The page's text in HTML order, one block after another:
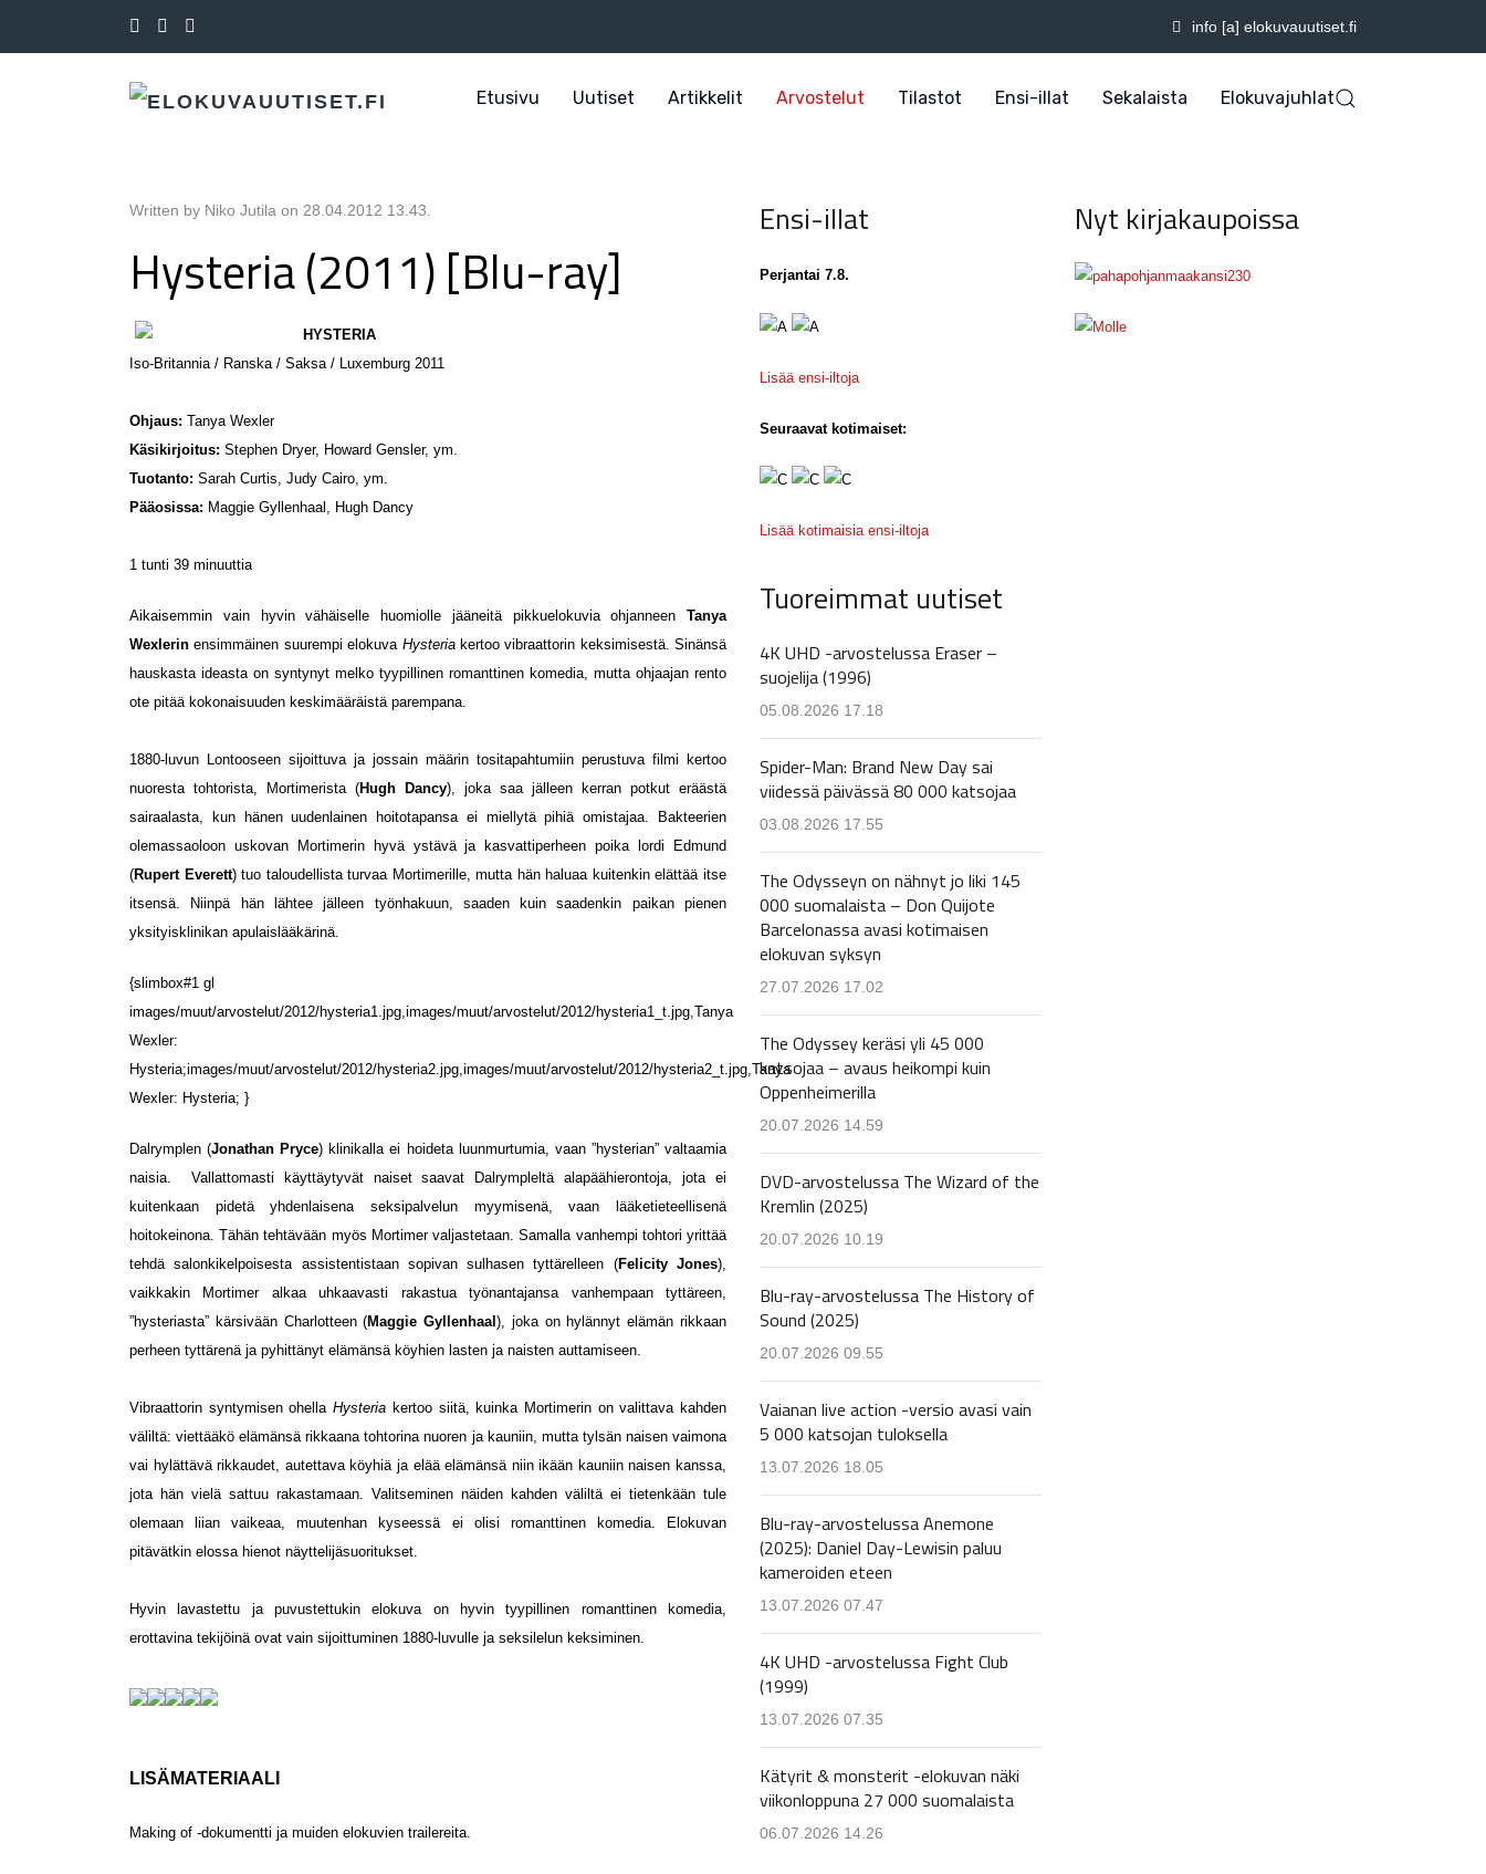
info [a] elokuvauutiset.fi
Etusivu Uutiset Artikkelit Arvostelut Tilastot Ensi-illat Sekalaista Elokuvajuhlat
Written by Niko Jutila on 28.04.2012 13.43
Hysteria (2011) [Blu-ray]
HYSTERIA
Iso-Britannia / Ranska / Saksa / Luxemburg 2011
Ohjaus: Tanya Wexler
Käsikirjoitus: Stephen Dryer, Howard Gensler, ym.
Tuotanto: Sarah Curtis, Judy Cairo, ym.
Pääosissa: Maggie Gyllenhaal, Hugh Dancy
1 tunti 39 minuuttia
Aikaisemmin vain hyvin vähäiselle huomiolle jääneitä pikkuelokuvia ohjanneen Tanya
Wexlerinensimmäinen suurempi elokuva Hysteria kertoo vibraattorin keksimisestä. Sinänsä
hauskasta ideasta on syntynyt melko tyypillinen romanttinen komedia, mutta ohjaajan rento
ote pitää kokonaisuuden keskimääräistä parempana.
1880-luvun Lontooseen sijoittuva ja jossain määrin tositapahtumiin perustuva filmi kertoo
nuoresta tohtorista, Mortimerista (Hugh Dancy), joka saa jälleen kerran potkut eräästä
sairaalasta, kun hänen uudenlainen hoitotapansa ei miellytä pihiä omistajaa. Bakteerien
olemassaoloon uskovan Mortimerin hyvä ystävä ja kasvattiperheen poika lordi Edmund
(Rupert Everett) tuo taloudellista turvaa Mortimerille, mutta hän haluaa kuitenkin elättää itse
itsensä. Niinpä hän lähtee jälleen työnhakuun, saaden kuin saadenkin paikan pienen
yksityisklinikan apulaislääkärinä.
{slimbox#1 gl
images/muut/arvostelut/2012/hysteria1.jpg,images/muut/arvostelut/2012/hysteria1_t.jpg,Tanya
Wexler:
Hysteria;images/muut/arvostelut/2012/hysteria2.jpg,images/muut/arvostelut/2012/hysteria2_t.jpg,Tanya
Wexler: Hysteria; }
Dalrymplen (Jonathan Pryce) klinikalla ei hoideta luunmurtumia, vaan ”hysterian” valtaamia
naisia. Vallattomasti käyttäytyvät naiset saavat Dalrympleltä alapäähierontoja, jota ei
kuitenkaan pidetä yhdenlaisena seksipalvelun myymisenä, vaan lääketieteellisenä
hoitokeinona. Tähän tehtävään myös Mortimer valjastetaan. Samalla vanhempi tohtori yrittää
tehdä salonkikelpoisesta assistentistaan sopivan sulhasen tyttärelleen (Felicity Jones),
vaikkakin Mortimer alkaa uhkaavasti rakastua työnantajansa vanhempaan tyttäreen,
”hysteriasta” kärsivään Charlotteen (Maggie Gyllenhaal), joka on hylännyt elämän rikkaan
perheen tyttärenä ja pyhittänyt elämänsä köyhien lasten ja naisten auttamiseen.
Vibraattorin syntymisen ohellaHysteria kertoo siitä, kuinka Mortimerin on valittava kahden
väliltä: viettääkö elämänsä rikkaana tohtorina nuoren ja kauniin, mutta tylsän naisen vaimona
vai hylättävä rikkaudet, autettava köyhiä ja elää elämänsä niin ikään kauniin naisen kanssa,
jota hän vielä sattuu rakastamaan. Valitseminen näiden kahden väliltä ei tietenkään tule
olemaan liian vaikeaa, muutenhan kyseessä ei olisi romanttinen komedia. Elokuvan
pitävätkin elossa hienot näyttelijäsuoritukset.
Hyvin lavastettu ja puvustettukin elokuva on hyvin tyypillinen romanttinen komedia,
erottavina tekijöinä ovat vain sijoittuminen 1880-luvulle ja seksilelun keksiminen.
LISÄMATERIAALI
Making of -dokumentti ja muiden elokuvien trailereita.
Ensi-illat
Perjantai 7.8.
Lisää ensi-iltoja
Seuraavat kotimaiset:
Lisää kotimaisia ensi-iltoja
Tuoreimmat uutiset
4K UHD -arvostelussa Eraser –
suojelija (1996)
05.08.2026 17.18
Spider-Man: Brand New Day sai
viidessä päivässä 80 000 katsojaa
03.08.2026 17.55
The Odysseyn on nähnyt jo liki 145
000 suomalaista – Don Quijote
Barcelonassa avasi kotimaisen
elokuvan syksyn
27.07.2026 17.02
The Odyssey keräsi yli 45 000
katsojaa – avaus heikompi kuin
Oppenheimerilla
20.07.2026 14.59
DVD-arvostelussa The Wizard of the
Kremlin (2025)
20.07.2026 10.19
Blu-ray-arvostelussa The History of
Sound (2025)
20.07.2026 09.55
Vaianan live action -versio avasi vain
5 000 katsojan tuloksella
13.07.2026 18.05
Blu-ray-arvostelussa Anemone
(2025): Daniel Day-Lewisin paluu
kameroiden eteen
13.07.2026 07.47
4K UHD -arvostelussa Fight Club
(1999)
13.07.2026 07.35
Kätyrit & monsterit -elokuvan näki
viikonloppuna 27 000 suomalaista
06.07.2026 14.26
Nyt kirjakaupoissa